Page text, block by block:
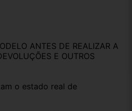
ANTES DE REALIZAR A
E OUTROS
o estado real de